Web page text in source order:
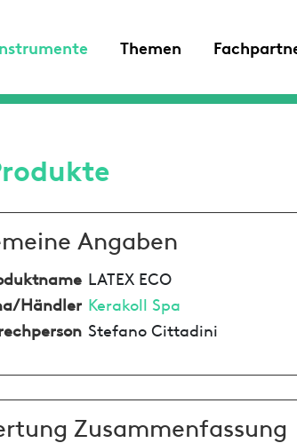
Themen
Angaben
LATEX ECO
Händler Kerakoll Spa
Stefano Cittadini
Zusammenfassung